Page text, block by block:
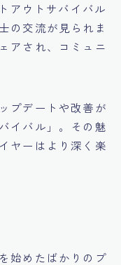
アウトサバイバル
の交流が見られま
アされ、コミュニ
プデートや改善が
イバル」。その魅
ヤーはより深く楽
始めたばかりのプ